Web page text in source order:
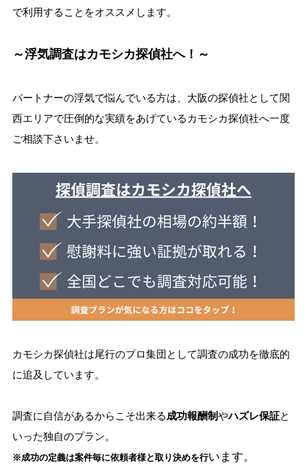
で利用することをオススメします。
～浮気調査はカモシカ探偵社へ！～
パートナーの浮気で悩んでいる方は、大阪の探偵社として関
西エリアで圧倒的な実績をあげているカモシカ探偵社へ一度
ご相談下さいませ。
カモシカ探偵社は尾行のプロ集団として調査の成功を徹底的
に追及しています。
調査に自信があるからこそ出来る成功報酬制やハズレ保証と
いった独自のプラン。
※成功の定義は案件毎に依頼者様と取り決めを行います。